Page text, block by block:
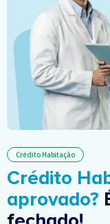
Crédito Habitação
Crédito
aprovado?